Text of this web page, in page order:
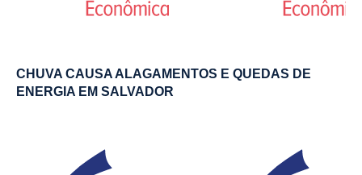
CHUVA CAUSA ALAGAMENTOS E QUEDAS DE
ENERGIA EM SALVADOR